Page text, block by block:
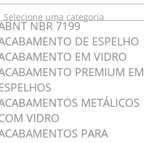
Selecione uma categoria
NBR 7199
DE ESPELHO
EM VIDRO
PREMIUM EM
METÁLICOS
VIDRO
PARA